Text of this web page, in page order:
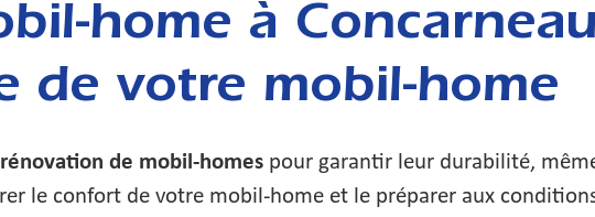
home à
de votre mobil-home
rénovation de mobil-homes pour garantir leur durabilité,
le confort de votre mobil-home et le préparer aux